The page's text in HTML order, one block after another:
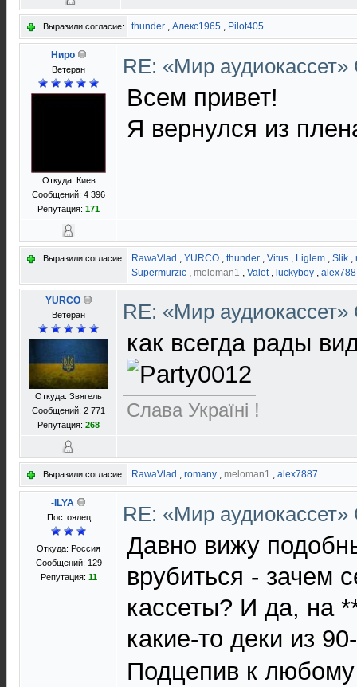
Выразили согласие: thunder , Алекс1965 , Pilot405
Ниро
Ветеран
Откуда: Киев
Сообщений: 4 396
Репутация: 171
RE: «Мир
Всем привет!
Я вернулся из
Выразили согласие: RawaVlad , YURCO , thunder , Vitus , Liglem , Slik ,
Supermurzic , meloman1 , Valet, luckyboy ,
YURCO
Ветеран
Откуда: Звягель
Сообщений: 2 771
Репутация: 268
RE: «Мир
как всегда рады
Слава Україні !
Выразили согласие: RawaVlad , romany , meloman1 , alex7887
-ILYA
Постоялец
Откуда: Россия
Сообщений: 129
Репутация: 11
RE: «Мир
Давно вижу
врубиться - зачем
кассеты? И да, на
какие-то деки из
Подцепив к